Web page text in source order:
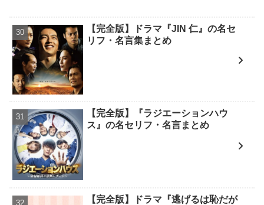
【完全版】ドラマ『JIN 仁』の名セ
リフ・名言集まとめ
【完全版】『ラジエーションハウ
ス』の名セリフ・名言まとめ
【完全版】ドラマ『逃げるは恥だが